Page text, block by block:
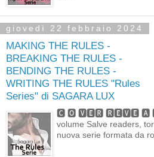
giovedì 22 febbraio 2024
MAKING THE RULES -
BREAKING THE RULES -
BENDING THE RULES -
WRITING THE RULES "Rules
Series" di SAGARA LUX
🅲 🅾 🆅🅴🆁 🆁🅴🆅🅴 🅰 🅻
volume Salve readers,
nuova serie formata da